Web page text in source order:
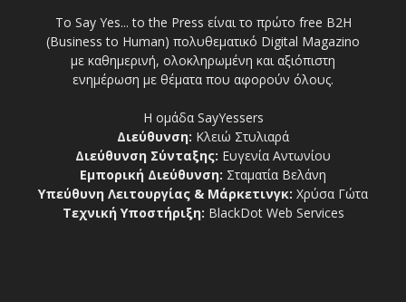
Το Say Yes... to the Press είναι το πρώτο free Β2Η
(Business to Human) πολυθεματικό Digital Magazino
με καθημερινή, ολοκληρωμένη και αξιόπιστη
ενημέρωση με θέματα που αφορούν όλους.
Η ομάδα SayYessers
Διεύθυνση: Κλειώ Στυλιαρά
Διεύθυνση Σύνταξης: Ευγενία Αντωνίου
Εμπορική Διεύθυνση: Σταματία Βελάνη
Υπεύθυνη Λειτουργίας & Μάρκετινγκ: Χρύσα Γώτα
Τεχνική Υποστήριξη: BlackDot Web Services